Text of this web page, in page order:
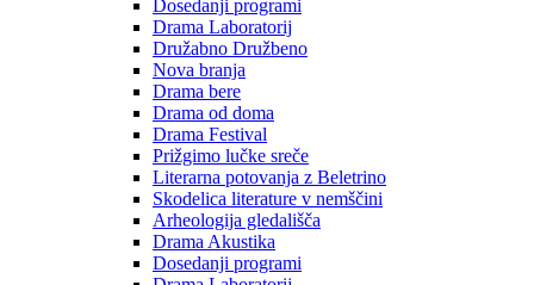
Dosedanji programi
Drama Laboratorij
Družabno Družbeno
Nova branja
Drama bere
Drama od doma
Drama Festival
Prižgimo lučke sreče
Literarna potovanja z Beletrino
Skodelica literature v nemščini
Arheologija gledališča
Drama Akustika
Dosedanji programi